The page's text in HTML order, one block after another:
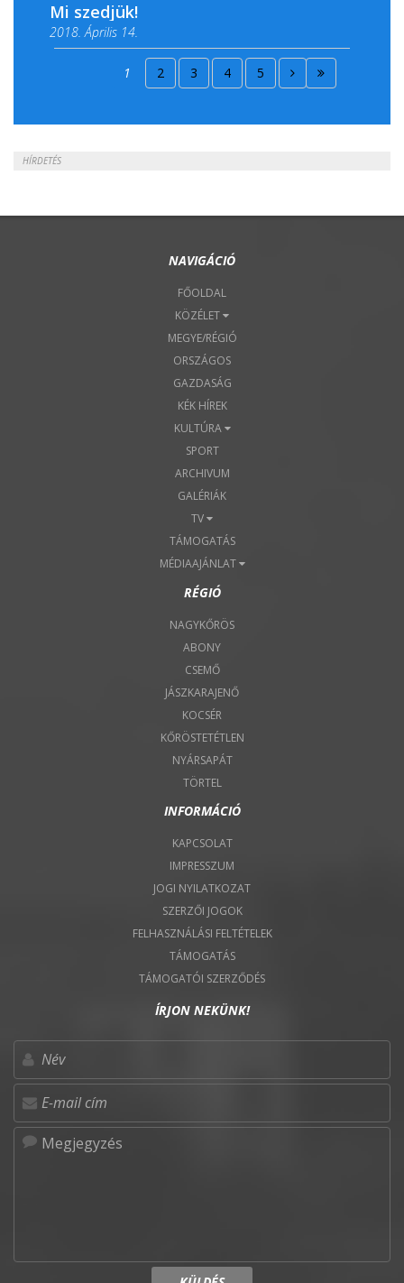
Mi szedjük!
2018. Április 14.
2018. Április 15.
1 2 3 4 5
HÍRDETÉS
NAVIGÁCIÓ
FŐOLDAL
KÖZÉLET
MEGYE/RÉGIÓ
ORSZÁGOS
GAZDASÁG
KÉK HÍREK
KULTÚRA
SPORT
ARCHIVUM
GALÉRIÁK
TV
TÁMOGATÁS
MÉDIAAJÁNLAT
RÉGIÓ
NAGYKŐRÖS
ABONY
CSEMŐ
JÁSZKARAJENŐ
KOCSÉR
KŐRÖSTETÉTLEN
NYÁRSAPÁT
TÖRTEL
INFORMÁCIÓ
KAPCSOLAT
IMPRESSZUM
JOGI NYILATKOZAT
SZERZŐI JOGOK
FELHASZNÁLÁSI FELTÉTELEK
TÁMOGATÁS
TÁMOGATÓI SZERZŐDÉS
ÍRJON NEKÜNK!